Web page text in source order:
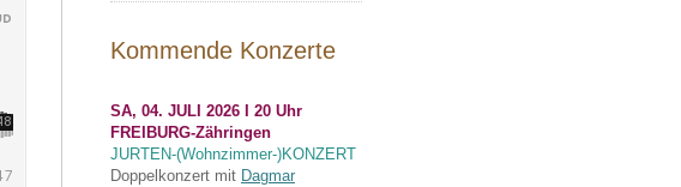
Kommende Konzerte
SA, 04. JULI 2026 I 20 Uhr
FREIBURG-Zähringen
JURTEN-(Wohnzimmer-)KONZERT
Doppelkonzert mit Dagmar